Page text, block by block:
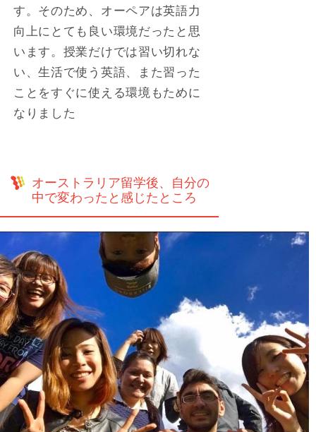
す。そのため、オーペアは英語力
向上にとても良い環境だったと思
います。授業だけでは習い切れな
い、生活で使う英語、また習った
ことをすぐに使える環境もために
なりました
オーストラリア留学後、自分の
中で変わったと感じたところ